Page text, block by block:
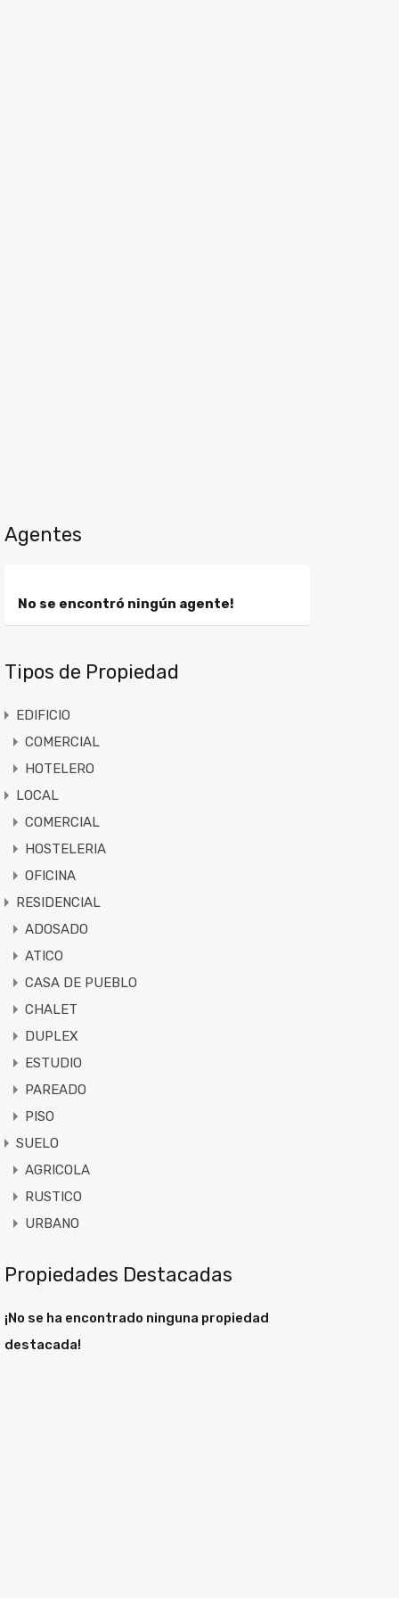
Agentes
No se encontró ningún agente!
Tipos de Propiedad
EDIFICIO
COMERCIAL
HOTELERO
LOCAL
COMERCIAL
HOSTELERIA
OFICINA
RESIDENCIAL
ADOSADO
ATICO
CASA DE PUEBLO
CHALET
DUPLEX
ESTUDIO
PAREADO
PISO
SUELO
AGRICOLA
RUSTICO
URBANO
Propiedades Destacadas
¡No se ha encontrado ninguna propiedad
destacada!